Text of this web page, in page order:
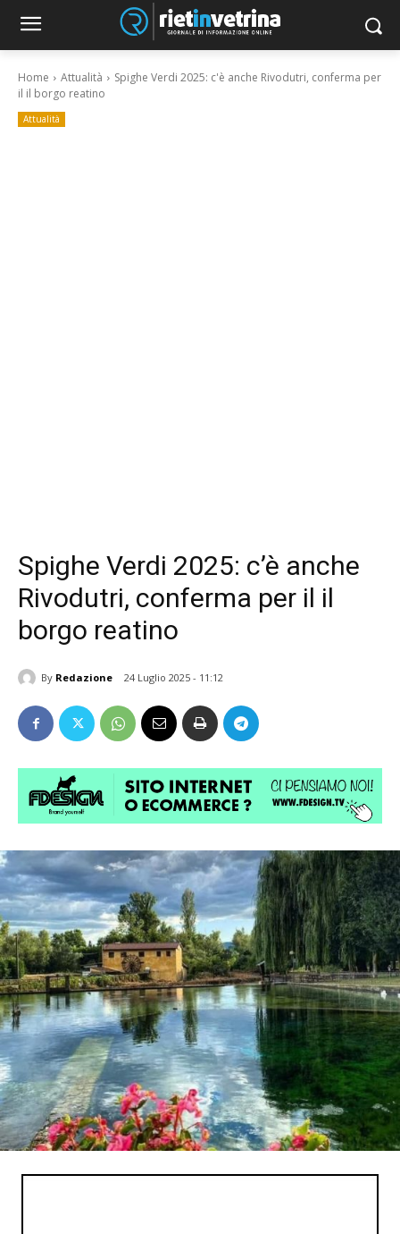
Home Attualità
Spighe Verdi 2025: c'è anche Rivodutri, conferma per
il il borgo reatino
Attualità
Spighe Verdi 2025: c’è anche
Rivodutri, conferma per il il
borgo reatino
By Redazione 24 Luglio 2025 - 11:12